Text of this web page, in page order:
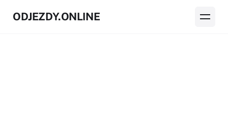
ODJEZDY.ONLINE